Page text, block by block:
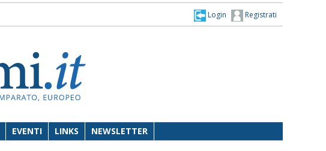
Registrati
Login
EVENTI LINKS NEWSLETTER